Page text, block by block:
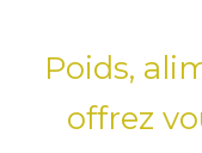
Poids,
offrez